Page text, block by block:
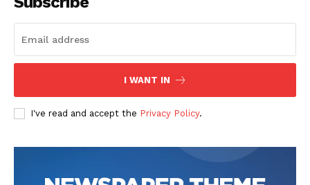
I WANT IN
I've read and accept the Privacy Policy.